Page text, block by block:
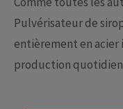
Pulvérisateur de
entièrement en
production